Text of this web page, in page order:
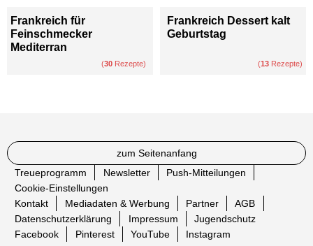
Frankreich für
Feinschmecker
Mediterran
(30 Rezepte)
Frankreich Dessert kalt
Geburtstag
(13 Rezepte)
zum Seitenanfang
Treueprogramm
Newsletter
Push-Mitteilungen
Cookie-Einstellungen
Kontakt
Mediadaten & Werbung Partner
AGB
Datenschutzerklärung
Impressum
Jugendschutz
Facebook
Pinterest YouTube Instagram